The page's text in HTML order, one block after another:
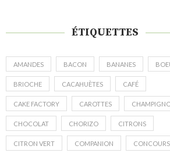
ÉTIQUETTES
AMANDES BACON BANANES
BRIOCHE CACAHUÈTES CAFÉ
CAKE FACTORY CAROTTES
CHOCOLAT CHORIZO CITRONS
CITRON VERT COMPANION CONCOURS